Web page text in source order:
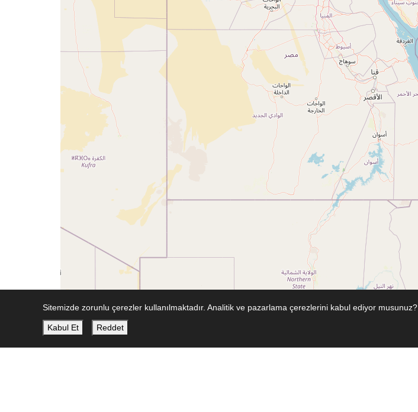
Sitemizde zorunlu çerezler kullanılmaktadır. Analitik ve pazarlama çerezlerini kabul ediyor musunuz?
Kabul Et Reddet